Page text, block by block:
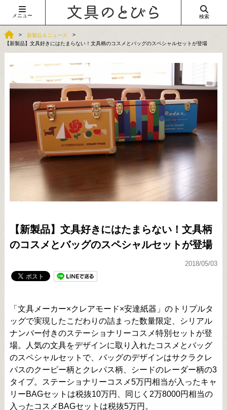
メニュー 検索
新製品＆ニュース
【新製品】文具好きにはたまらない！文具柄のコスメとバッグのスペシャルセットが登場
【新製品】文具好きにはたまらない！文具柄
のコスメとバッグのスペシャルセットが登場
2018/05/03
「文具メーカー×クレアモード×安達紙器」のトリプルタ
ッグで実現したこだわりの詰まった数量限定、シリアル
ナンバー付きのステーショナリーコスメ特別セットが登
場。人気の文具をデザインに取り入れたコスメとバッグ
のスペシャルセットで、バッグのデザインはサクラクレ
パスのクーピー柄とクレパス柄、シードのレーダー柄の3
タイプ。ステーショナリーコスメ5万円相当が入ったキャ
リーBAGセットは税抜10万円、同じく2万8000円相当の
入ったコスメBAGセットは税抜5万円。